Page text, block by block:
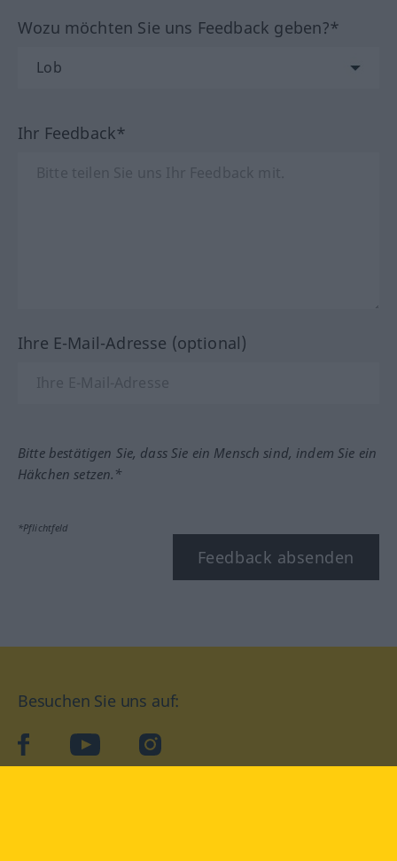
Wozu möchten Sie uns Feedback geben?*
Ihr Feedback*
Ihre E-Mail-Adresse (optional)
Bitte bestätigen Sie, dass Sie ein Mensch sind, indem Sie ein
Häkchen setzen.*
*Pflichtfeld
Feedback absenden
Besuchen Sie uns auf:
facebookYouTube Instagram